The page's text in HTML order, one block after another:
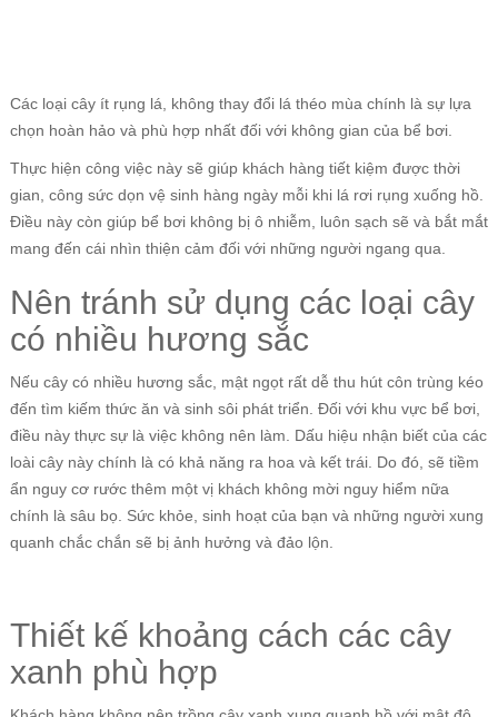
Các loại cây ít rụng lá, không thay đổi lá théo mùa chính là sự lựa
chọn hoàn hảo và phù hợp nhất đối với không gian của bể bơi.
Thực hiện công việc này sẽ giúp khách hàng tiết kiệm được thời
gian, công sức dọn vệ sinh hàng ngày mỗi khi lá rơi rụng xuống hồ.
Điều này còn giúp bể bơi không bị ô nhiễm, luôn sạch sẽ và bắt mắt
mang đến cái nhìn thiện cảm đối với những người ngang qua.
Nên tránh sử dụng các loại cây
có nhiều hương sắc
Nếu cây có nhiều hương sắc, mật ngọt rất dễ thu hút côn trùng kéo
đến tìm kiếm thức ăn và sinh sôi phát triển. Đối với khu vực bể bơi,
điều này thực sự là việc không nên làm. Dấu hiệu nhận biết của các
loài cây này chính là có khả năng ra hoa và kết trái. Do đó, sẽ tiềm
ẩn nguy cơ rước thêm một vị khách không mời nguy hiểm nữa
chính là sâu bọ. Sức khỏe, sinh hoạt của bạn và những người xung
quanh chắc chắn sẽ bị ảnh hưởng và đảo lộn.
Thiết kế khoảng cách các cây
xanh phù hợp